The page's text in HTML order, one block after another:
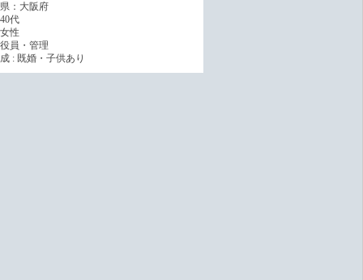
：大阪府
代
性
員・管理
: 既婚・子供あり